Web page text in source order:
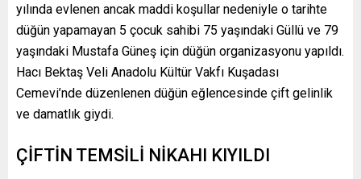
yılında evlenen ancak maddi koşullar nedeniyle o tarihte
düğün yapamayan 5 çocuk sahibi 75 yaşındaki Güllü ve 79
yaşındaki Mustafa Güneş için düğün organizasyonu yapıldı.
Hacı Bektaş Veli Anadolu Kültür Vakfı Kuşadası
Cemevi’nde düzenlenen düğün eğlencesinde çift gelinlik
ve damatlık giydi.
ÇİFTİN TEMSİLİ NİKAHI KIYILDI